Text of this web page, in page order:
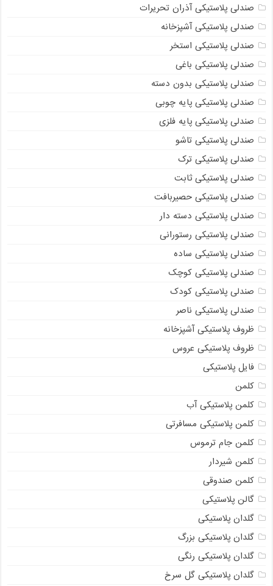
صندلی پلاستیکی آذران تحریرات
صندلی پلاستیکی آشپزخانه
صندلی پلاستیکی استخر
صندلی پلاستیکی باغی
صندلی پلاستیکی بدون دسته
صندلی پلاستیکی پایه چوبی
صندلی پلاستیکی پایه فلزی
صندلی پلاستیکی تاشو
صندلی پلاستیکی ترک
صندلی پلاستیکی ثابت
صندلی پلاستیکی حصیربافت
صندلی پلاستیکی دسته دار
صندلی پلاستیکی رستورانی
صندلی پلاستیکی ساده
صندلی پلاستیکی کوچک
صندلی پلاستیکی کودک
صندلی پلاستیکی ناصر
ظروف پلاستیکی آشپزخانه
ظروف پلاستیکی عروس
فایل پلاستیکی
کلمن
کلمن پلاستیکی آب
کلمن پلاستیکی مسافرتی
کلمن جام ترموس
کلمن شیردار
کلمن صندوقی
گالن پلاستیکی
گلدان پلاستیکی
گلدان پلاستیکی بزرگ
گلدان پلاستیکی رنگی
گلدان پلاستیکی گل سرخ